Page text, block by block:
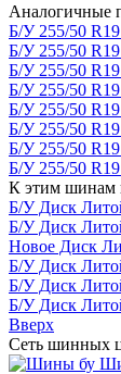
Аналогичные
Б/У 255/50
Б/У 255/50
Б/У 255/50
Б/У 255/50
Б/У 255/50
Б/У 255/50
Б/У 255/50
Б/У 255/50
К этим шинам
Б/У Диск
Б/У Диск
Новое Диск
Б/У Диск
Б/У Диск
Б/У Диск
Вверх
Сеть шинных